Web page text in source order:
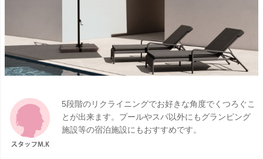
5段階のリクライニングでお好きな角度でくつろぐこ
とが出来ます。プールやスパ以外にもグランピング
施設等の宿泊施設にもおすすめです。